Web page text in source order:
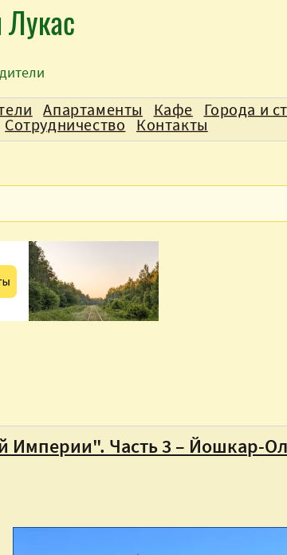
Империи". Часть 3 – Йошкар-
Апартаменты Кафе Города и
Сотрудничество Контакты